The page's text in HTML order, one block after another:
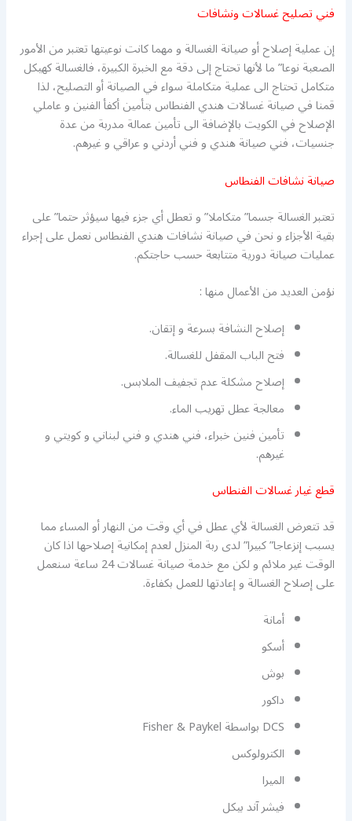
فني تصليح غسالات ونشافات
إن عملية إصلاح أو صيانة الغسالة و مهما كانت نوعيتها تعتبر من الأمور
الصعبة نوعا” ما لأنها تحتاج إلى دقة مع الخبرة الكبيرة، فالغسالة كهيكل
متكامل تحتاج الى عملية متكاملة سواء في الصيانة أو التصليح، لذا
قمنا في صيانة غسالات هندي الفنطاس بتأمين أكفأ الفنين و عاملي
الإصلاح في الكويت بالإضافة الى تأمين عمالة مدربة من عدة
جنسيات، فني صيانة هندي و فني أردني و عراقي و غيرهم.
صيانة نشافات الفنطاس
تعتبر الغسالة جسما” متكاملا” و تعطل أي جزء فيها سيؤثر حتما” على
بقية الأجزاء و نحن في صيانة نشافات هندي الفنطاس نعمل على إجراء
عمليات صيانة دورية متتابعة حسب حاجتكم.
نؤمن العديد من الأعمال منها :
إصلاح النشافة بسرعة و إتقان.
فتح الباب المقفل للغسالة.
إصلاح مشكلة عدم تجفيف الملابس.
معالجة عطل تهريب الماء.
تأمين فنين خبراء، فني هندي و فني لبناني و كويتي و
غيرهم.
قطع غيار غسالات الفنطاس
قد تتعرض الغسالة لأي عطل في أي وقت من النهار أو المساء مما
يسبب إنزعاجا” كبيرا” لدى ربة المنزل لعدم إمكانية إصلاحها اذا كان
الوقت غير ملائم و لكن مع خدمة صيانة غسالات 24 ساعة سنعمل
على إصلاح الغسالة و إعادتها للعمل بكفاءة.
أمانة
أسكو
بوش
داكور
DCS بواسطة Fisher & Paykel
الكترولوكس
الميرا
فيشر آند بيكل